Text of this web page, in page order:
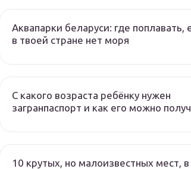
Аквапарки беларуси: где поплавать,
в твоей стране нет моря
С какого возраста ребёнку нужен
загранпаспорт и как его можно
10 крутых, но малоизвестных мест, в